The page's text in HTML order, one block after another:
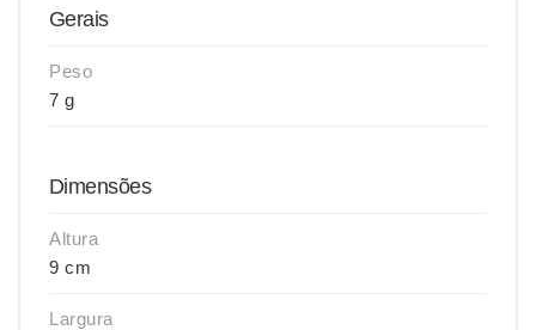
Gerais
Peso
7 g
Dimensões
Altura
9 cm
Largura